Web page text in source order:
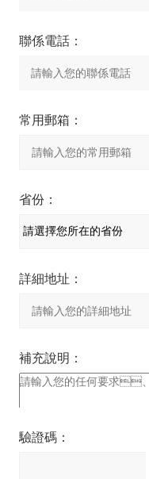
聯係電話：
常用郵箱：
省份：
詳細地址：
補充說明：
驗證碼：